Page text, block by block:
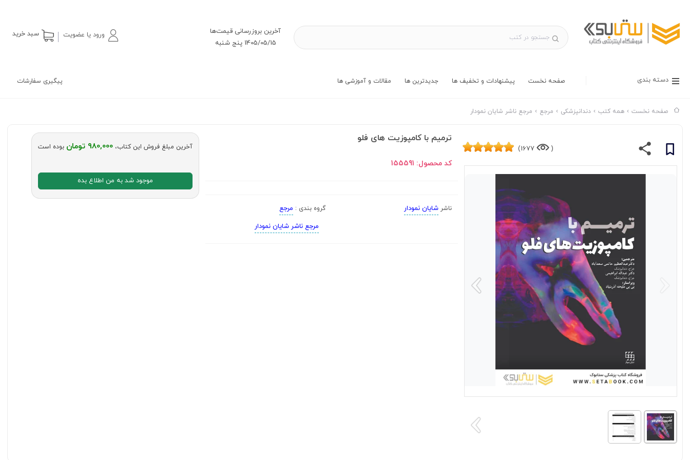
آخرین بروز‌رسانی قیمت‌ها
1405/05/15 پنج شنبه
ورود یا عضویت سبد خرید
دسته بندی صفحه نخست پیگیری سفارشات پیشنهادات و تخفیف ها جدیدترین ها مقالات و آموزشی ها
صفحه نخست همه کتب دندانپزشکی مرجع مرجع ناشر شایان نمودار
(
1677)
ترمیم با کامپوزیت های فلو
کد محصول: 155591
ناشرشایان نمودار گروه بندی : مرجع
مرجع ناشر شایان نمودار
آخرین مبلغ فروش این کتاب، 980,000 تومان بوده است
موجود شد به من اطلاع بده